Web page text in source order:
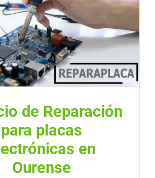
de Reparación
para placas
en
Ourense